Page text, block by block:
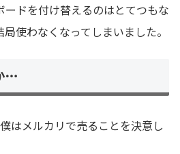
ドを付け替えるのはとてつもな
使わなくなってしまいました。
…
はメルカリで売ることを決意し